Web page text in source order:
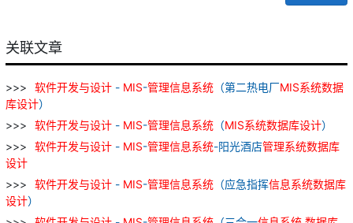
关联文章
软件开发与设计 - MIS-管理信息系统 （第二热电厂MIS系统数据
库设计）
软件开发与设计 - MIS-管理信息系统 （MIS系统数据库设计）
软件开发与设计 - MIS-管理信息系统-阳光酒店管理系统数据库
设计
软件开发与设计 - MIS-管理信息系统 （应急指挥信息系统数据库
设计）